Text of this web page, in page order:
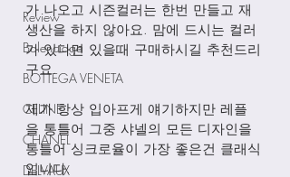
Review
Balenciaga
BOTTEGA VENETA
CELINE
CHANEL
DELVAUX
가 나오고 시즌컬러는 한번 만들고 재
생산을 하지 않아요. 맘에 드시는 컬러
가 있다면 있을때 구매하시길 추천드리
구요.
제가 항상 입아프게 얘기하지만 레플
을 통틀어 그중 샤넬의 모든 디자인을
통틀어 싱크로율이 가장 좋은건 클래식
입니다.